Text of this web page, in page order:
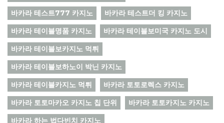
바카라 테스트777 카지노
바카라 테스트더 킹 카지노
바카라 테이블명품 카지노
바카라 테이블보미국 카지노 도시
바카라 테이블보카지노 먹튀
바카라 테이블보하노이 박닌 카지노
바카라 테이블카지노 먹튀
바카라 토토로렉스 카지노
바카라 토토마카오 카지노 칩 단위
바카라 토토카지노 카지노
바카라 하는 법다빈치 카지노